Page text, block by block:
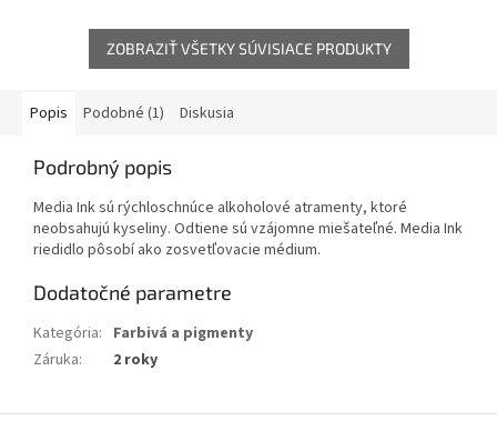
ZOBRAZIŤ VŠETKY SÚVISIACE PRODUKTY
Popis Podobné (1) Diskusia
Podrobný popis
Media Ink sú rýchloschnúce alkoholové atramenty, ktoré
neobsahujú kyseliny. Odtiene sú vzájomne miešateľné. Media Ink
riedidlo pôsobí ako zosvetľovacie médium.
Dodatočné parametre
Kategória: Farbivá a pigmenty
Záruka: 2 roky